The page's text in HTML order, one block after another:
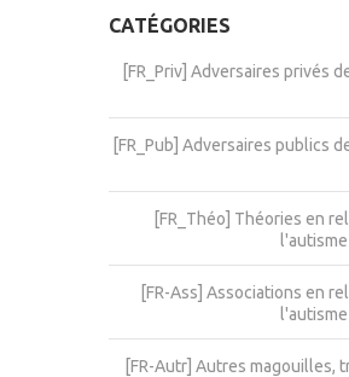
CATÉGORIES
[FR_Priv] Adversaires privés
[FR_Pub] Adversaires publics
[FR_Théo] Théories en
[FR-Ass] Associations en
[FR-Autr] Autres magouilles,